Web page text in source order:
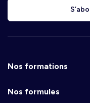
Nos formations
Nos formules